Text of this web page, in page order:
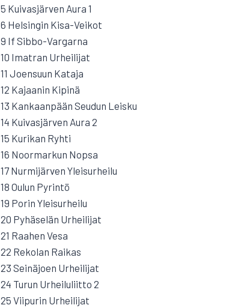
5 Kuivasjärven Aura 1
6 Helsingin Kisa-Veikot
9 If Sibbo-Vargarna
10 Imatran Urheilijat
11 Joensuun Kataja
12 Kajaanin Kipinä
13 Kankaanpään Seudun Leisku
14 Kuivasjärven Aura 2
15 Kurikan Ryhti
16 Noormarkun Nopsa
17 Nurmijärven Yleisurheilu
18 Oulun Pyrintö
19 Porin Yleisurheilu
20 Pyhäselän Urheilijat
21 Raahen Vesa
22 Rekolan Raikas
23 Seinäjoen Urheilijat
24 Turun Urheiluliitto 2
25 Viipurin Urheilijat